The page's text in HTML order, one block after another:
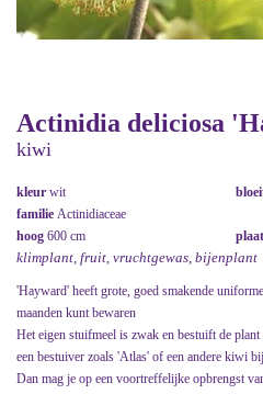
Actinidia deliciosa
kiwi
kleur wit
familie Actinidiaceae
hoog 600 cm
klimplant, fruit, vruchtgewas, bijenplant
'Hayward' heeft grote, goed smakende
maanden kunt bewaren
Het eigen stuifmeel is zwak en bestuift de
een bestuiver zoals 'Atlas' of een andere kiwi
Dan mag je op een voortreffelijke opbrengst